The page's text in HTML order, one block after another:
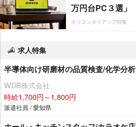
万円台PC３選」
オリコンタイアップ特集
求人特集
半導体向け研磨材の品質検査/化学分析
WDB株式会社
時給1,700円～1,800円
派遣社員 / 愛知県